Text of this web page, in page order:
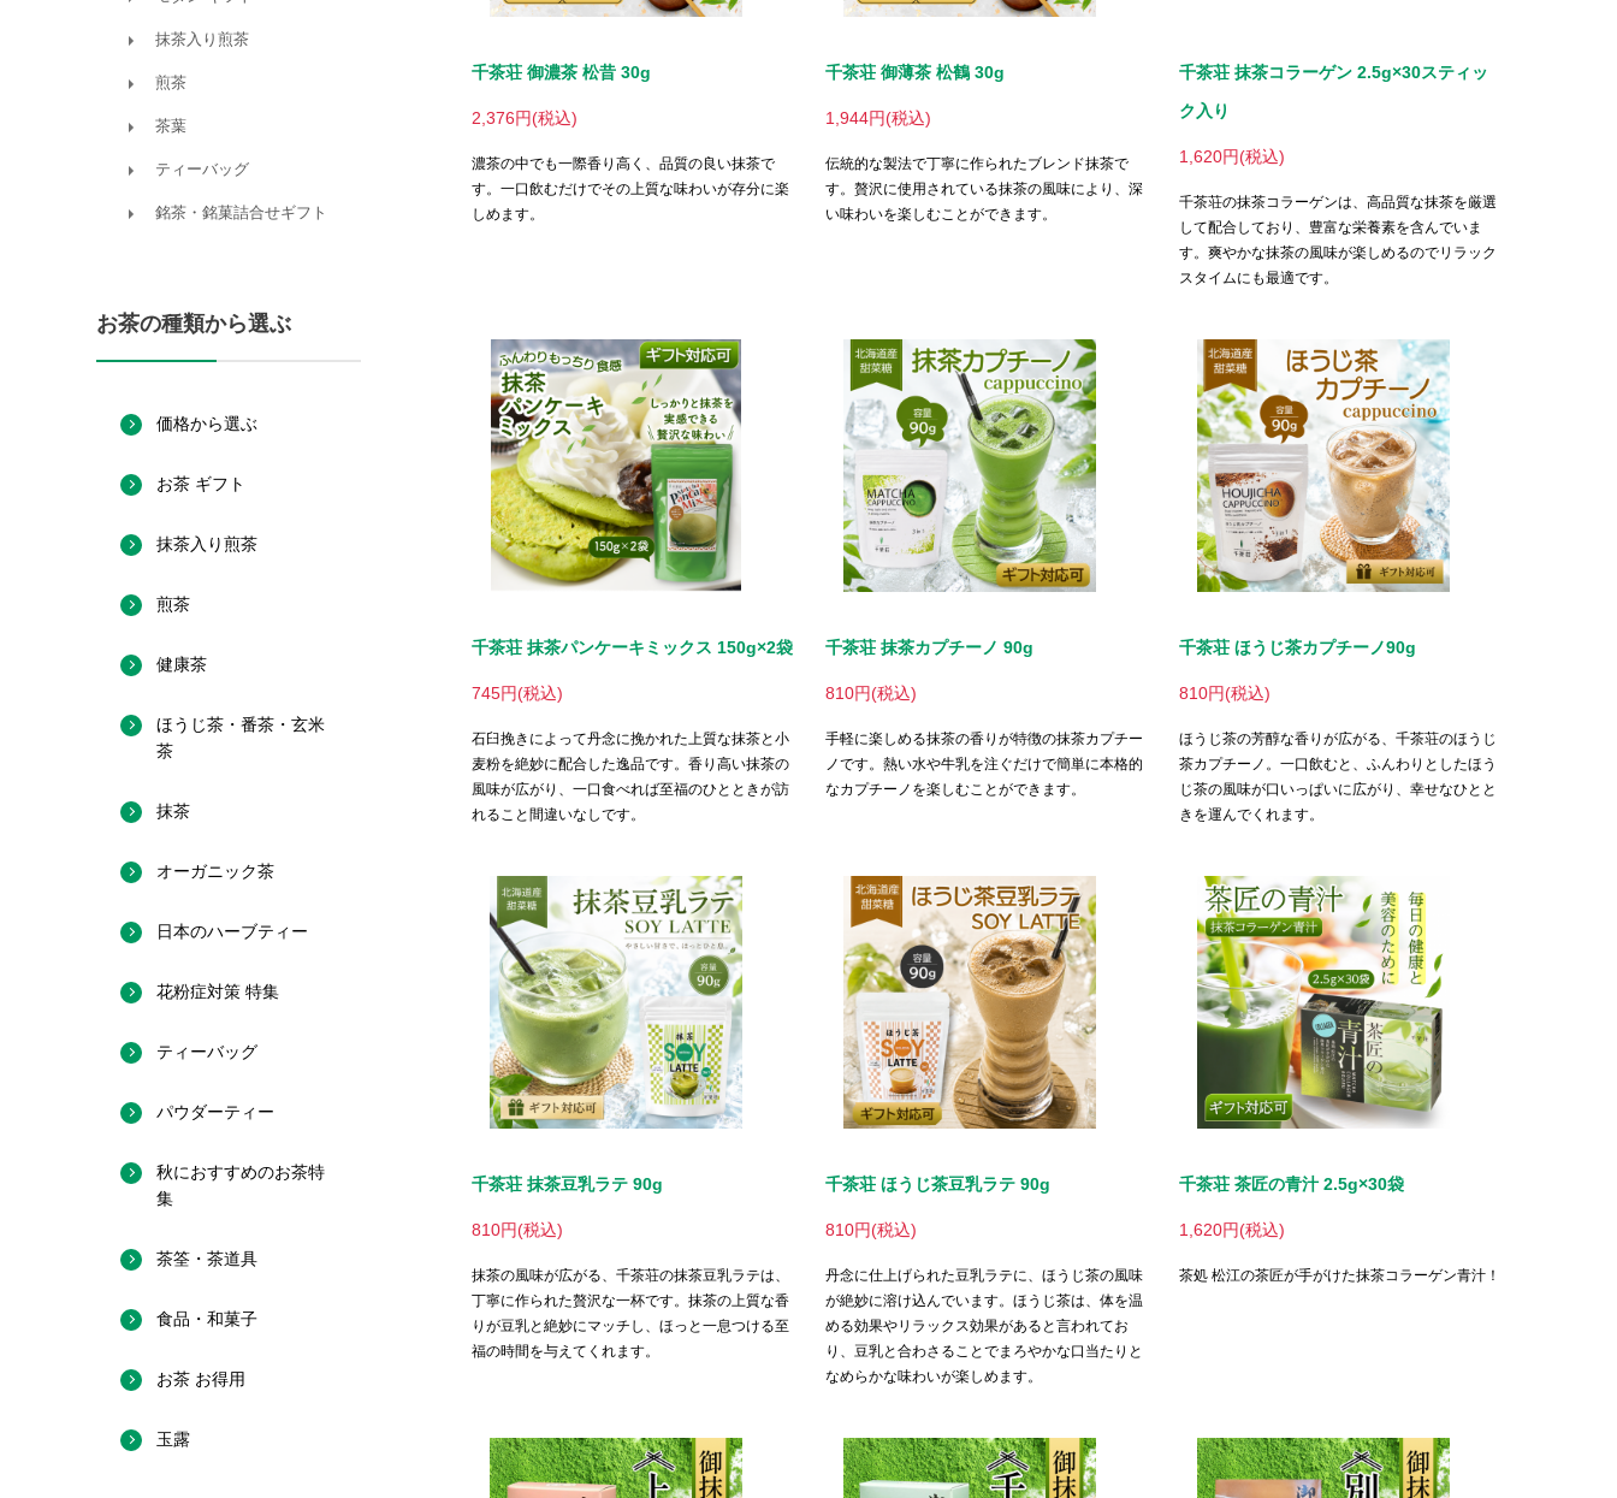
千茶荘 御濃茶 松昔 30g
2,376円(税込)
濃茶の中でも一際香り高く、品質の良い抹茶で
す。一口飲むだけでその上質な味わいが存分に楽
しめます。
千茶荘 御薄茶 松鶴 30g
1,944円(税込)
伝統的な製法で丁寧に作られたブレンド抹茶で
す。贅沢に使用されている抹茶の風味により、深
い味わいを楽しむことができます。
千茶荘 抹茶コラーゲン 2.5g×30スティッ
ク入り
1,620円(税込)
千茶荘の抹茶コラーゲンは、高品質な抹茶を厳選
して配合しており、豊富な栄養素を含んでいま
す。爽やかな抹茶の風味が楽しめるのでリラック
スタイムにも最適です。
千茶荘 抹茶パンケーキミックス 150g×2袋
745円(税込)
石臼挽きによって丹念に挽かれた上質な抹茶と小
麦粉を絶妙に配合した逸品です。香り高い抹茶の
風味が広がり、一口食べれば至福のひとときが訪
れること間違いなしです。
千茶荘 抹茶カプチーノ 90g
810円(税込)
手軽に楽しめる抹茶の香りが特徴の抹茶カプチー
ノです。熱い水や牛乳を注ぐだけで簡単に本格的
なカプチーノを楽しむことができます。
千茶荘 ほうじ茶カプチーノ90g
810円(税込)
ほうじ茶の芳醇な香りが広がる、千茶荘のほうじ
茶カプチーノ。一口飲むと、ふんわりとしたほう
じ茶の風味が口いっぱいに広がり、幸せなひとと
きを運んでくれます。
千茶荘 抹茶豆乳ラテ 90g
810円(税込)
抹茶の風味が広がる、千茶荘の抹茶豆乳ラテは、
丁寧に作られた贅沢な一杯です。抹茶の上質な香
りが豆乳と絶妙にマッチし、ほっと一息つける至
福の時間を与えてくれます。
千茶荘 ほうじ茶豆乳ラテ 90g
810円(税込)
丹念に仕上げられた豆乳ラテに、ほうじ茶の風味
が絶妙に溶け込んでいます。ほうじ茶は、体を温
める効果やリラックス効果があると言われてお
り、豆乳と合わさることでまろやかな口当たりと
なめらかな味わいが楽しめます。
千茶荘 茶匠の青汁 2.5g×30袋
1,620円(税込)
茶処 松江の茶匠が手がけた抹茶コラーゲン青汁！